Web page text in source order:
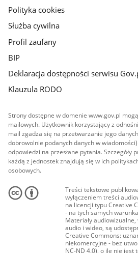
Polityka cookies
Służba cywilna
Profil zaufany
BIP
Deklaracja dostępności serwisu
Klauzula RODO
Strony dostępne w domenie www.gov.pl
mailowych. Użytkownik korzystający z
mail zgadza się na przetwarzanie jego
dobrowolnie podanych danych w
odpowiedzi na przesłane pytania. Szczegóły
każdą z jednostek znajdują się w ich
osobowych.
Treści tekstowe
wyłączeniem treści
na licencji typu Creative
- na tych samych
Materiały
audio i wideo, są
Creative Commons:
niekomercyjne - bez
NC-ND 4.0), o ile nie jest